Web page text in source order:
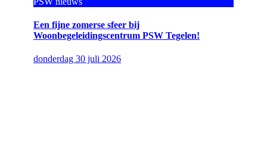
Een fijne zomerse sfeer bij
Woonbegeleidingscentrum PSW Tegelen!
donderdag 30 juli 2026